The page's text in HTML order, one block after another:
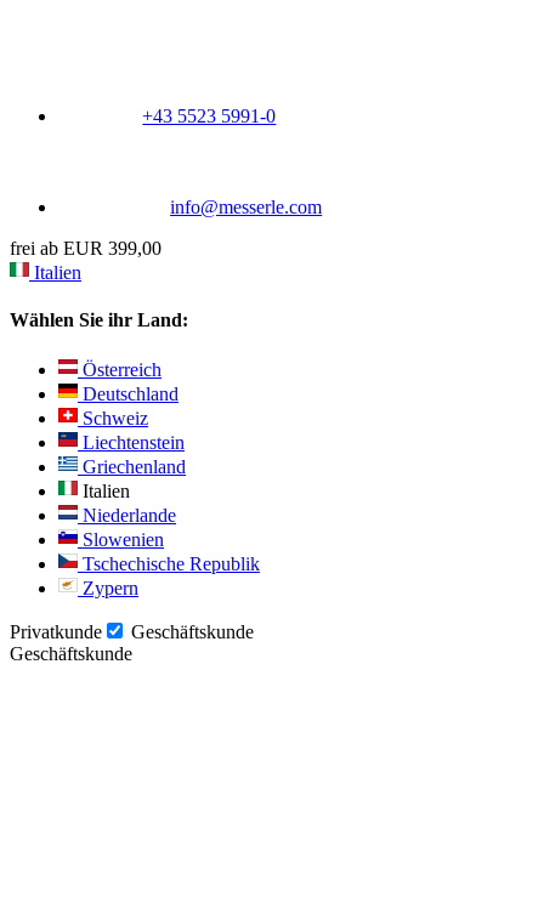
+43 5523 5991-0
info@messerle.com
frei ab EUR 399,00
Italien
Wählen Sie ihr Land:
Österreich
Deutschland
Schweiz
Liechtenstein
Griechenland
Italien
Niederlande
Slowenien
Tschechische Republik
Zypern
Privatkunde
Geschäftskunde
Geschäftskunde